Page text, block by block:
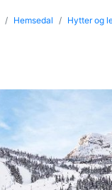
Hemsedal Hytter og